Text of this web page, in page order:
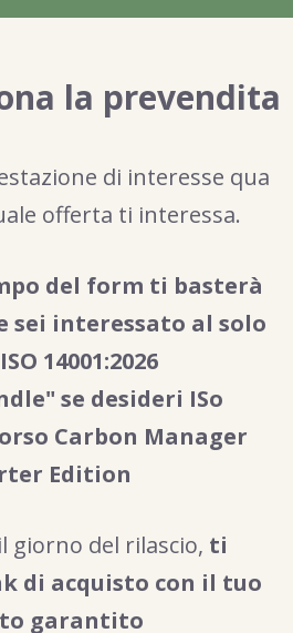
la prevendita
di interesse qua
offerta ti interessa.
del form ti basterà
sei interessato al solo
14001:2026
se desideri ISo
Carbon Manager
Edition
giorno del rilascio, ti
di acquisto con il tuo
garantito